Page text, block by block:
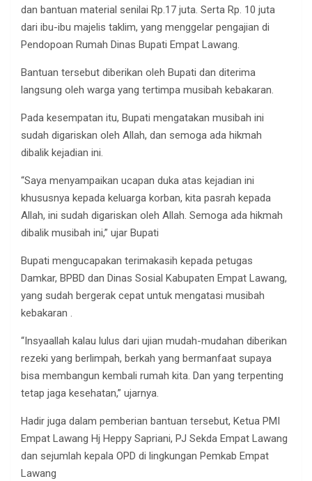
dan bantuan material senilai Rp.17 juta. Serta Rp. 10 juta
dari ibu-ibu majelis taklim, yang menggelar pengajian di
Pendopoan Rumah Dinas Bupati Empat Lawang.
Bantuan tersebut diberikan oleh Bupati dan diterima
langsung oleh warga yang tertimpa musibah kebakaran.
Pada kesempatan itu, Bupati mengatakan musibah ini
sudah digariskan oleh Allah, dan semoga ada hikmah
dibalik kejadian ini.
“Saya menyampaikan ucapan duka atas kejadian ini
khususnya kepada keluarga korban, kita pasrah kepada
Allah, ini sudah digariskan oleh Allah. Semoga ada hikmah
dibalik musibah ini,” ujar Bupati
Bupati mengucapakan terimakasih kepada petugas
Damkar, BPBD dan Dinas Sosial Kabupaten Empat Lawang,
yang sudah bergerak cepat untuk mengatasi musibah
kebakaran .
“Insyaallah kalau lulus dari ujian mudah-mudahan diberikan
rezeki yang berlimpah, berkah yang bermanfaat supaya
bisa membangun kembali rumah kita. Dan yang terpenting
tetap jaga kesehatan,” ujarnya.
Hadir juga dalam pemberian bantuan tersebut, Ketua PMI
Empat Lawang Hj Heppy Sapriani, PJ Sekda Empat Lawang
dan sejumlah kepala OPD di lingkungan Pemkab Empat
Lawang